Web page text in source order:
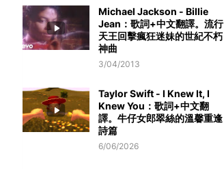
Michael Jackson - Billie
Jean：歌詞+中文翻譯。流行
天王回擊瘋狂迷妹的世紀不朽
神曲
3/04/2013
Taylor Swift - I Knew It, I
Knew You：歌詞+中文翻
譯。牛仔女郎翠絲的溫馨重逢
詩篇
6/06/2026